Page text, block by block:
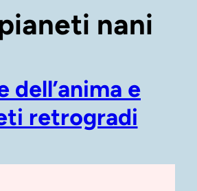
nani
dell’anima e
retrogradi